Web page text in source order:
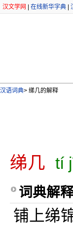
汉文学网 在线新华字典
汉语词典> 绨几的解释
绨几 tí
词典解
铺上绨